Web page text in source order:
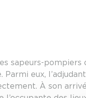
sapeurs-
eux,
À son